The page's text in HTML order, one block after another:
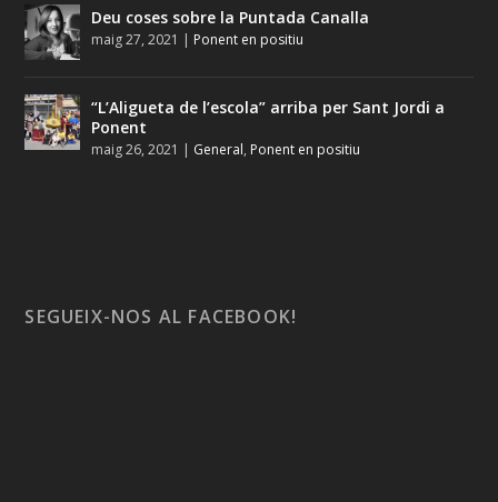
Deu coses sobre la Puntada Canalla
maig 27, 2021 | Ponent en positiu
“L’Aligueta de l’escola” arriba per Sant Jordi a
Ponent
maig 26, 2021 | General, Ponent en positiu
SEGUEIX-NOS AL FACEBOOK!